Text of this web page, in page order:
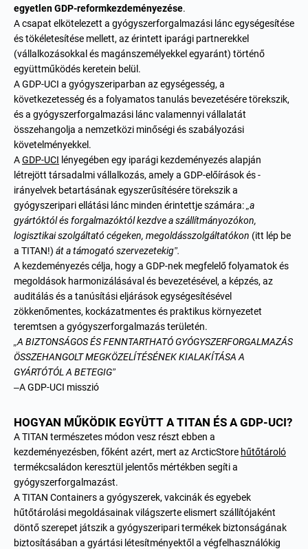
egyetlen GDP-reformkezdeményezése.
A csapat elkötelezett a gyógyszerforgalmazási lánc egységesítése
és tökéletesítése mellett, az érintett iparági partnerekkel
(vállalkozásokkal és magánszemélyekkel egyaránt) történő
együttműködés keretein belül.
A GDP-UCI a gyógyszeriparban az egységesség, a
következetesség és a folyamatos tanulás bevezetésére törekszik,
és a gyógyszerforgalmazási lánc valamennyi vállalatát
összehangolja a nemzetközi minőségi és szabályozási
követelményekkel.
AGDP-UCI lényegében egy iparági kezdeményezés alapján
létrejött társadalmi vállalkozás, amely a GDP-előírások és -
irányelvek betartásának egyszerűsítésére törekszik a
gyógyszeripari ellátási lánc minden érintettje számára: „a
gyártóktól és forgalmazóktól kezdve a szállítmányozókon,
logisztikai szolgáltató cégeken, megoldásszolgáltatókon (itt lép be
a TITAN!) át a támogató szervezetekig”.
A kezdeményezés célja, hogy a GDP-nek megfelelő folyamatok és
megoldások harmonizálásával és bevezetésével, a képzés, az
auditálás és a tanúsítási eljárások egységesítésével
zökkenőmentes, kockázatmentes és praktikus környezetet
teremtsen a gyógyszerforgalmazás területén.
„A BIZTONSÁGOS ÉS FENNTARTHATÓ GYÓGYSZERFORGALMAZÁS
ÖSSZEHANGOLT MEGKÖZELÍTÉSÉNEK KIALAKÍTÁSA A
GYÁRTÓTÓL A BETEGIG”
–A GDP-UCI misszió
HOGYAN MŰKÖDIK EGYÜTT A TITAN ÉS A GDP-UCI?
A TITAN természetes módon vesz részt ebben a
kezdeményezésben, főként azért, mert azArcticStore hűtőtároló
termékcsaládon keresztül jelentős mértékben segíti a
gyógyszerforgalmazást.
A TITAN Containers a gyógyszerek, vakcinák és egyebek
hűtőtárolási megoldásainakvilágszerte elismert szállítójaként
döntő szerepet játszik a gyógyszeripari termékek biztonságának
biztosításában a gyártási létesítményektől a végfelhasználókig